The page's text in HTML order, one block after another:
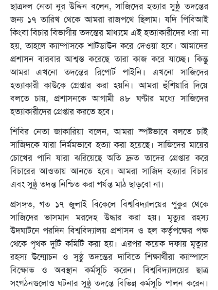
ছাত্রদল নেতা নূর উদ্দিন বলেন, সাজিদের হত্যার সুষ্ঠু তদন্তের
জন্য ১৭ তারিখ থেকে আমরা রাজপথে ছিলাম। যদি পিবিআই
কিংবা বিচার বিভাগীয় তদন্তের মাধ্যমে এই হত্যাকারীদের ধরা না
হয়, তাহলে ক্যাম্পাসকে শাটডাউন করে দেওয়া হবে। আমাদের
প্রশাসন বারবার আশ্বস্ত করেছে তারা কাজ করে যাচ্ছে। কিন্তু
আমরা এখনো তদন্তের রিপোর্ট পাইনি। এখনো সাজিদের
হত্যাকারী কাউকে গ্রেপ্তার করা হয়নি। আমরা হুঁশিয়ারি দিয়ে
বলতে চায়, প্রশাসনকে আগামী ৪৮ ঘণ্টার মধ্যে সাজিদের
হত্যাকারীদের গ্রেপ্তার করতে হবে।
শিবির নেতা জাকারিয়া বলেন, আমরা স্পষ্টভাবে বলতে চাই
সাজিদকে যারা নির্মমভাবে হত্যা করা হয়েছে। সাজিদের মায়ের
চোখের পানি যারা ঝরিয়েছে অতি দ্রুত তাদের গ্রেপ্তার করে
বিচারের আওতায় আনতে হবে। আমরা সাজিদ হত্যার বিচার
এবং সুষ্ঠু তদন্ত নিশ্চিত করা পর্যন্ত মাঠ ছাড়বো না।
প্রসঙ্গত, গত ১৭ জুলাই বিকেলে বিশ্ববিদ্যালয়ের পুকুর থেকে
সাজিদের ভাসমান মরদেহ উদ্ধার করা হয়। মৃত্যুর রহস্য
উদঘাটনে পরদিন বিশ্ববিদ্যালয় প্রশাসন ও হল কর্তৃপক্ষের পক্ষ
থেকে পৃথক দুটি কমিটি করা হয়। এরপর কয়েক দফায় মৃত্যুর
রহস্য উন্মোচন ও সুষ্ঠু তদন্তের দাবিতে শিক্ষার্থীরা ক্যাম্পাসে
বিক্ষোভ ও অবস্থান কর্মসূচি করেন। বিশ্ববিদ্যালয়ের ছাত্র
সংগঠনগুলোও ঘটনার সুষ্ঠু তদন্তে বিভিন্ন কর্মসূচি পালন করেন।